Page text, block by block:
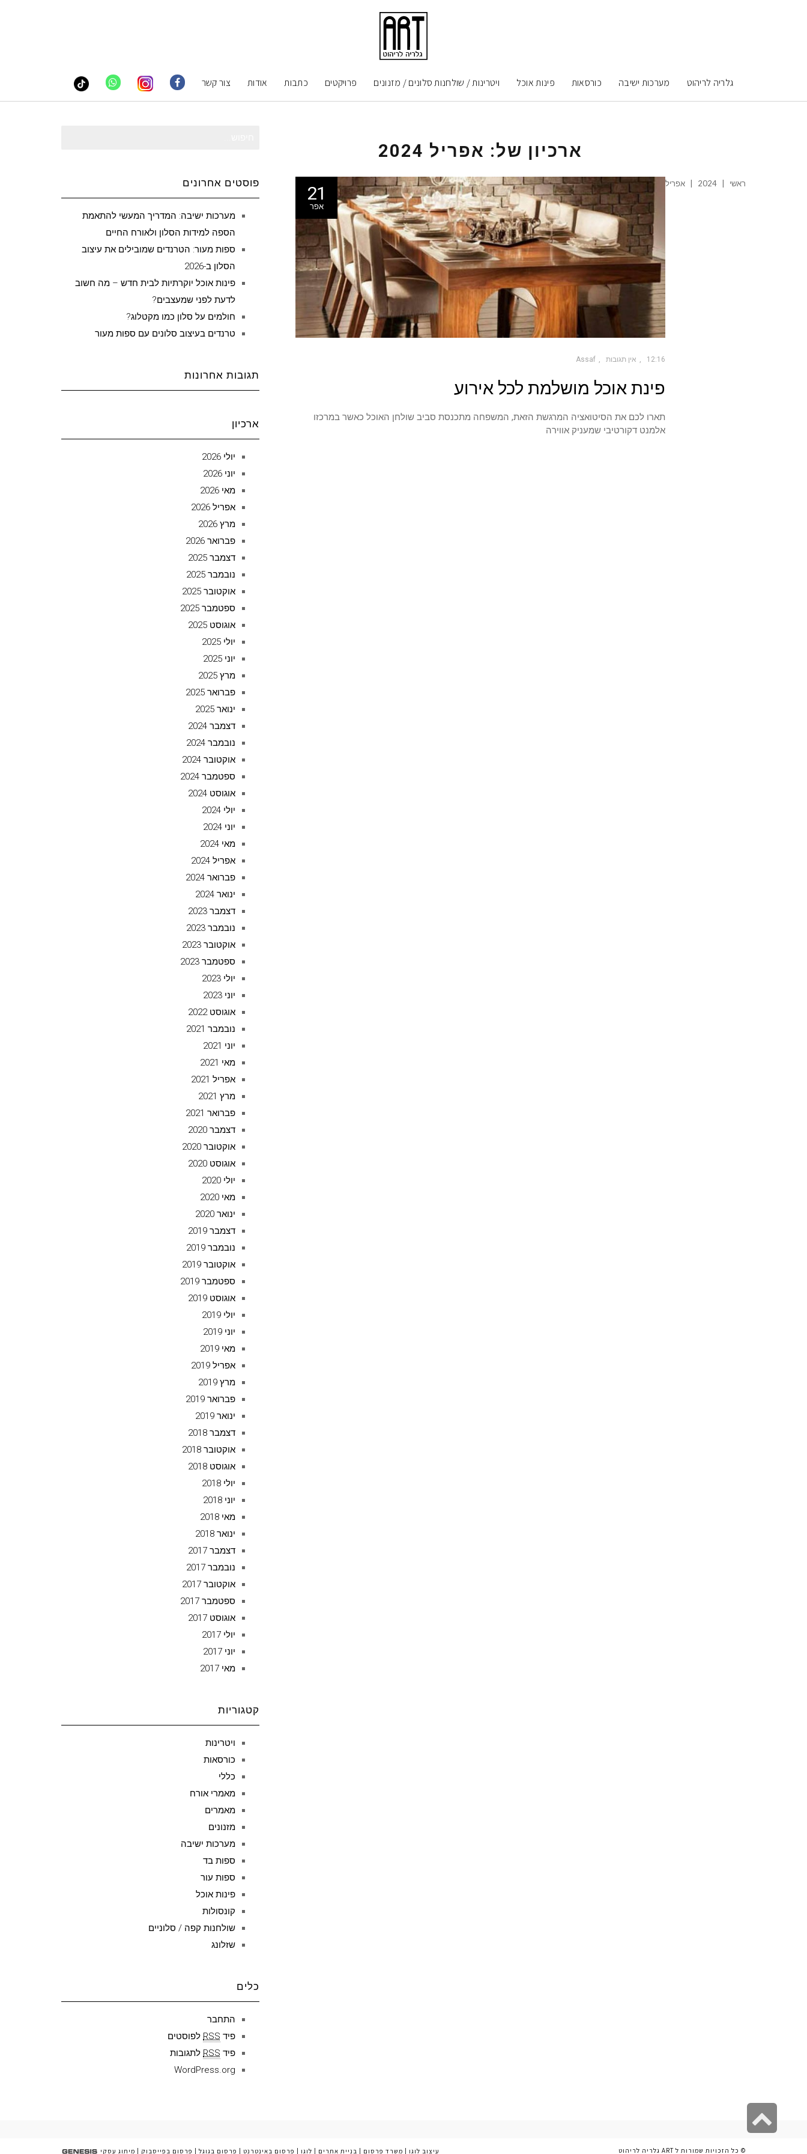
גלריה לריהוט מערכות ישיבה כורסאות פינות אוכל ויטרינות / שולחנות סלונים / מזנונים פרויקטים כתבות אודות צור קשר
ראשי 2024 אפריל
ארכיון של: אפריל 2024
21
אפר
12:16 אין תגובות Assaf
פינת אוכל מושלמת לכל אירוע
תארו לכם את הסיטואציה המרגשת הזאת, המשפחה מתכנסת סביב שולחן האוכל כאשר במרכזו
אלמנט דקורטיבי שמעניק אווירה
פוסטים אחרונים
מערכות ישיבה: המדריך המעשי להתאמת
הספה למידות הסלון ולאורח החיים
ספות מעור: הטרנדים שמובילים את עיצוב
הסלון ב-2026
פינות אוכל יוקרתיות לבית חדש – מה חשוב
לדעת לפני שמעצבים?
חולמים על סלון כמו מקטלוג?
טרנדים בעיצוב סלונים עם ספות מעור
תגובות אחרונות
ארכיון
יולי 2026
יוני 2026
מאי 2026
אפריל 2026
מרץ 2026
פברואר 2026
דצמבר 2025
נובמבר 2025
אוקטובר 2025
ספטמבר 2025
אוגוסט 2025
יולי 2025
יוני 2025
מרץ 2025
פברואר 2025
ינואר 2025
דצמבר 2024
נובמבר 2024
אוקטובר 2024
ספטמבר 2024
אוגוסט 2024
יולי 2024
יוני 2024
מאי 2024
אפריל 2024
פברואר 2024
ינואר 2024
דצמבר 2023
נובמבר 2023
אוקטובר 2023
ספטמבר 2023
יולי 2023
יוני 2023
אוגוסט 2022
נובמבר 2021
יוני 2021
מאי 2021
אפריל 2021
מרץ 2021
פברואר 2021
דצמבר 2020
אוקטובר 2020
אוגוסט 2020
יולי 2020
מאי 2020
ינואר 2020
דצמבר 2019
נובמבר 2019
אוקטובר 2019
ספטמבר 2019
אוגוסט 2019
יולי 2019
יוני 2019
מאי 2019
אפריל 2019
מרץ 2019
פברואר 2019
ינואר 2019
דצמבר 2018
אוקטובר 2018
אוגוסט 2018
יולי 2018
יוני 2018
מאי 2018
ינואר 2018
דצמבר 2017
נובמבר 2017
אוקטובר 2017
ספטמבר 2017
אוגוסט 2017
יולי 2017
יוני 2017
מאי 2017
קטגוריות
ויטרינות
כורסאות
כללי
מאמרי אורח
מאמרים
מזנונים
מערכות ישיבה
ספות בד
ספות עור
פינות אוכל
קונסולות
שולחנות קפה / סלוניים
שזלונג
כלים
התחבר
פיד RSS לפוסטים
פיד RSS לתגובות
WordPress.org
עיצוב לוגו משרד פרסום בניית אתרים לוגו פרסום באינטרנט פרסום בגוגל פרסום בפייסבוק מיתוג עסקי © כל הזכויות שמורות ל ART גלריה לריהוט
גלילה
לראש